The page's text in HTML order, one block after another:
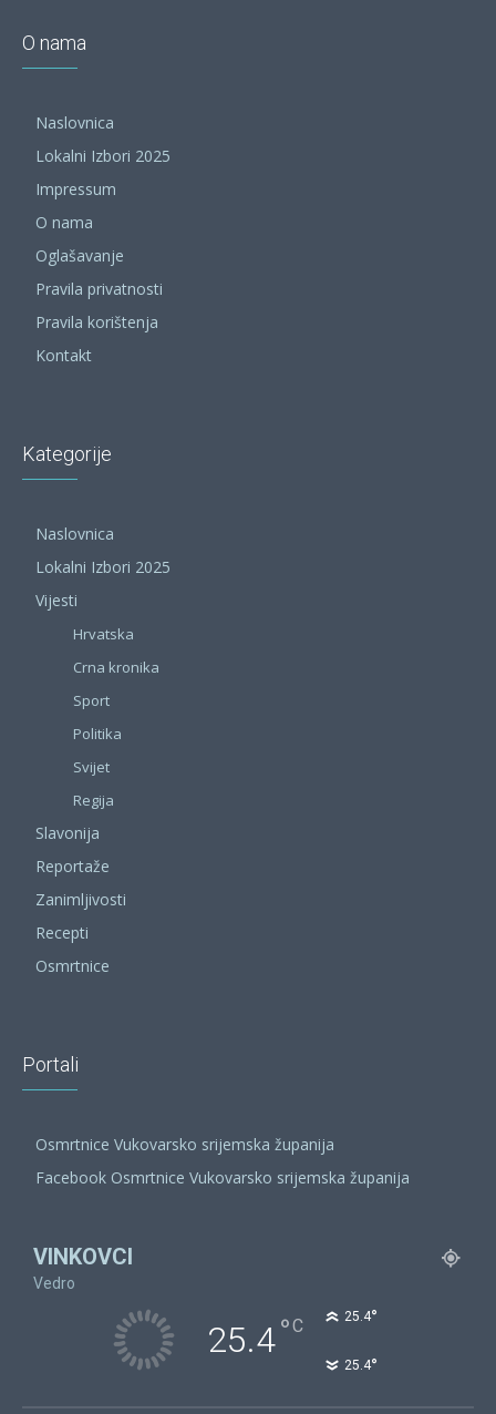
O nama
Naslovnica
Lokalni Izbori 2025
Impressum
O nama
Oglašavanje
Pravila privatnosti
Pravila korištenja
Kontakt
Kategorije
Naslovnica
Lokalni Izbori 2025
Vijesti
Hrvatska
Crna kronika
Sport
Politika
Svijet
Regija
Slavonija
Reportaže
Zanimljivosti
Recepti
Osmrtnice
Portali
Osmrtnice Vukovarsko srijemska županija
Facebook Osmrtnice Vukovarsko srijemska županija
VINKOVCI
Vedro
25.4°C 25.4°
25.4°